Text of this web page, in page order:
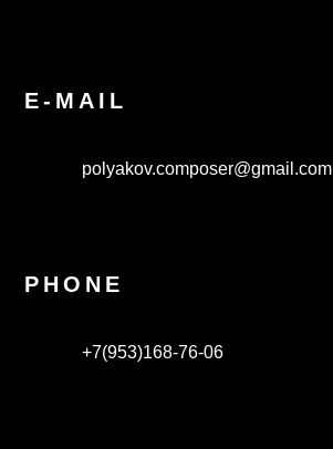
E-MAIL
polyakov.composer@gmail.com
PHONE
+7(953)168-76-06